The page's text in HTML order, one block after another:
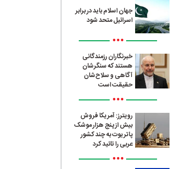
جهان اسلام باید در برابر
اسرائیل متحد شود
•••
خبرنگاران رزمندگانی
هستند که سنگرشان
آگاهی و سلاح‌شان
حقیقت است
•••
رویترز: آمریکا فروش
بیش از پنج هزار موشک
پاتریوت به چند کشور
عربی را تائید کرد
•••